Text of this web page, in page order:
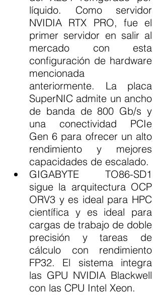
líquido. Como servidor
NVIDIA RTX PRO, fue el
primer servidor en salir al
mercado con esta
configuración de hardware
mencionada
anteriormente. La placa
SuperNIC admite un ancho
de banda de 800 Gb/s y
una conectividad PCIe
Gen 6 para ofrecer un alto
rendimiento y mejores
capacidades de escalado.
GIGABYTE TO86-SD1
sigue la arquitectura OCP
ORV3 y es ideal para HPC
científica y es ideal para
cargas de trabajo de doble
precisión y tareas de
cálculo con rendimiento
FP32. El sistema integra
las GPU NVIDIA Blackwell
con las CPU Intel Xeon.